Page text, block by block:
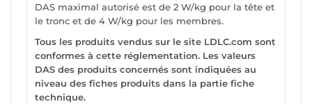
DAS maximal autorisé est de 2 W/kg pour la tête et
le tronc et de 4 W/kg pour les membres.
Tous les produits vendus sur le site LDLC.com sont
conformes à cette réglementation. Les valeurs
DAS des produits concernés sont indiquées au
niveau des fiches produits dans la partie fiche
technique.